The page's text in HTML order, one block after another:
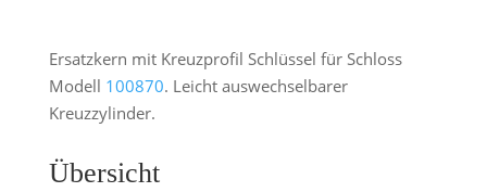
Ersatzkern mit Kreuzprofil Schlüssel für Schloss
Modell 100870. Leicht auswechselbarer
Kreuzzylinder.
Übersicht